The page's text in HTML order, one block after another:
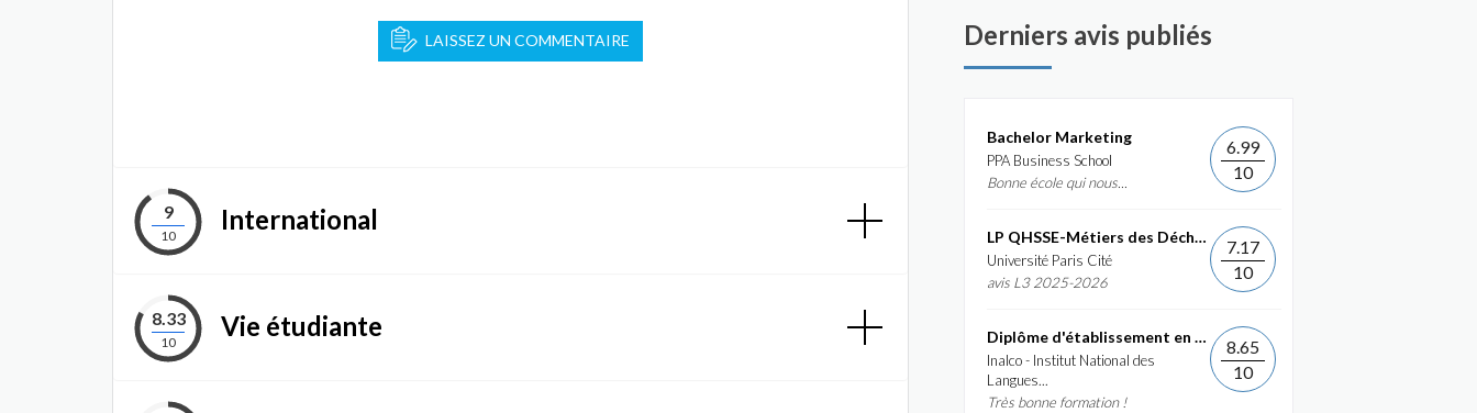
LAISSEZ UN COMMENTAIRE
9
10
International
8.33
10
Vie étudiante
Derniers avis publiés
Bachelor Marketing
PPA Business School
Bonne école qui nous...
6.99
10
LP QHSSE-Métiers des Déchets et de...
Université Paris Cité
avis L3 2025-2026
7.17
10
Diplôme d'établissement en Commerce International et...
Inalco - Institut National des
Langues...
Très bonne formation !
8.65
10